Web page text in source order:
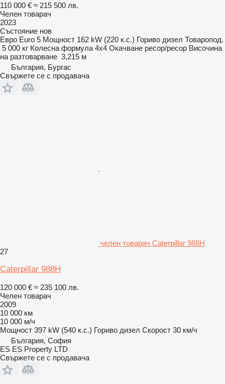
110 000 € ≈ 215 500 лв.
Челен товарач
2023
Състояние нов
Евро Euro 5 Мощност 162 kW (220 к.с.) Гориво дизел Товаропод.
5 000 кг Колесна формула 4x4 Окачване ресор/ресор Височина
на разтоварване 3,215 м
България, Бургас
Свържете се с продавача
челен товарач Caterpillar 988H
27
Caterpillar 988H
120 000 € ≈ 235 100 лв.
Челен товарач
2009
10 000 км
10 000 м/ч
Мощност 397 kW (540 к.с.) Гориво дизел Скорост 30 км/ч
България, София
ES ES Property LTD
Свържете се с продавача